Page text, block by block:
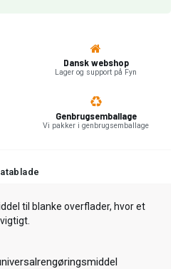
Dansk webshop
Lager og support på Fyn
Genbrugsemballage
Vi pakker i genbrugsemballage
til blanke overflader, hvor et